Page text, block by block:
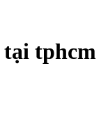
tại tphcm